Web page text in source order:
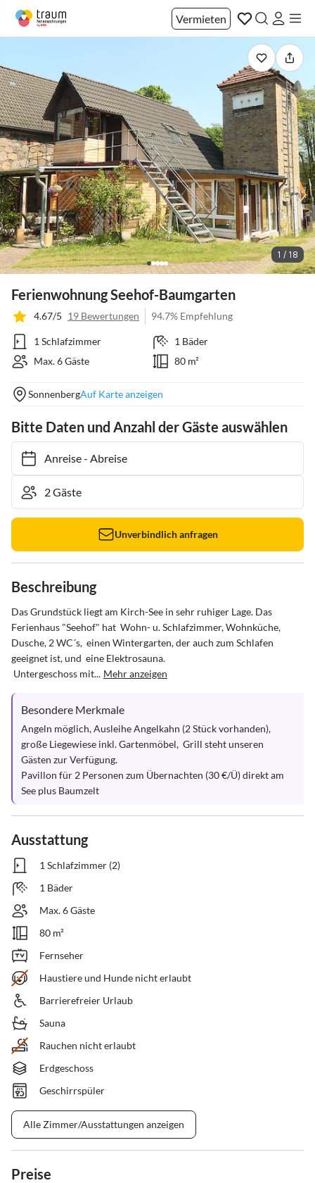
Vermieten
1 / 18
Ferienwohnung Seehof-Baumgarten
4.67/5 19 Bewertungen 94.7% Empfehlung
1 Schlafzimmer
1 Bäder
Max. 6 Gäste
80 m²
SonnenbergAuf Karte anzeigen
Bitte Daten und Anzahl der Gäste auswählen
Anreise- Abreise
Unverbindlich anfragen
Beschreibung
Das Grundstück liegt am Kirch-See in sehr ruhiger Lage. Das
Ferienhaus "Seehof" hat  Wohn- u. Schlafzimmer, Wohnküche,
Dusche, 2 WC´s,  einen Wintergarten, der auch zum Schlafen
geeignet ist, und  eine Elektrosauna.
Untergeschoss mit... Mehr anzeigen
Besondere Merkmale
Angeln möglich, Ausleihe Angelkahn (2 Stück vorhanden),
große Liegewiese inkl. Gartenmöbel,  Grill steht unseren
Gästen zur Verfügung.
Pavillon für 2 Personen zum Übernachten (30 €/Ü) direkt am
See plus Baumzelt
Ausstattung
1 Schlafzimmer (2)
1 Bäder
Max. 6 Gäste
80 m²
Fernseher
Haustiere und Hunde nicht erlaubt
Barrierefreier Urlaub
Sauna
Rauchen nicht erlaubt
Erdgeschoss
Geschirrspüler
Alle Zimmer/Ausstattungen anzeigen
Preise